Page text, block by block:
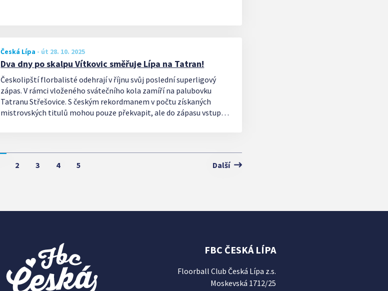
Česká Lípa - út 28. 10. 2025
Dva dny po skalpu Vítkovic směřuje Lípa na Tatran!
Českolipští florbalisté odehrají v říjnu svůj poslední superligový
zápas. V rámci vloženého svátečního kola zamíří na palubovku
Tatranu Střešovice. S českým rekordmanem v počtu získaných
mistrovských titulů mohou pouze překvapit, ale do zápasu vstupují
2 3 4 5 Další
FBC ČESKÁ LÍPA
Floorball Club Česká Lípa z.s.
Moskevská 1712/25